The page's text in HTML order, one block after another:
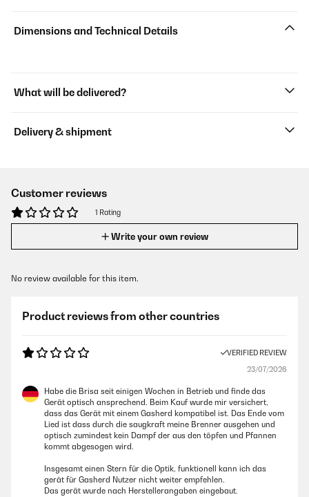
Dimensions and Technical Details
What will be delivered?
Delivery & shipment
Customer reviews
1 Rating
Write your own review
No review available for this item.
Product reviews from other countries
VERIFIED REVIEW
23/07/2026
Habe die Brisa seit einigen Wochen in Betrieb und finde das
Gerät optisch ansprechend. Beim Kauf wurde mir versichert,
dass das Gerät mit einem Gasherd kompatibel ist. Das Ende vom
Lied ist dass durch die saugkraft meine Brenner ausgehen und
optisch zumindest kein Dampf der aus den töpfen und Pfannen
kommt abgesogen wird.
Insgesamt einen Stern für die Optik, funktionell kann ich das
gerät für Gasherd Nutzer nicht weiter empfehlen.
Das gerät wurde nach Herstellerangaben eingebaut.